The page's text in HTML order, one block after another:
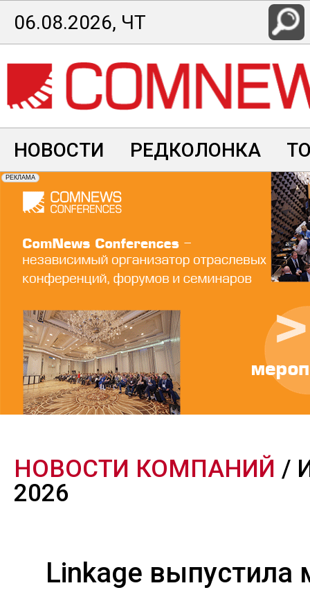
Перейти
к
основному
содержанию
06.08.2026, ЧТ
НОВОСТИ РЕДКОЛОНКА
НОВОСТИ КОМПАНИЙ /
2026
Linkage выпустила